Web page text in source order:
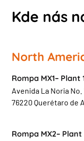
Kde nás
North
Rompa MX1– Plant
Avenida La Noria
76220 Querétaro de
Rompa MX2– Plant